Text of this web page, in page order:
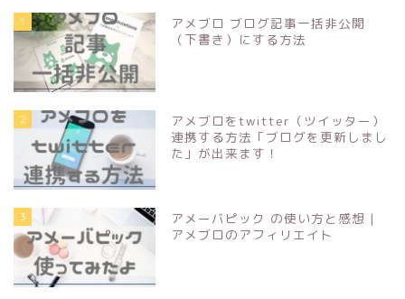
1
アメブロ ブログ記事一括非公開
（下書き）にする方法
2
アメブロをtwitter（ツイッター）
連携する方法「ブログを更新しまし
た」が出来ます！
3
アメーバピック の使い方と感想 |
アメブロのアフィリエイト